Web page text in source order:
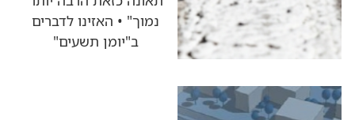
נמוך" • האזינו לדברים
ב"יומן תשעים"